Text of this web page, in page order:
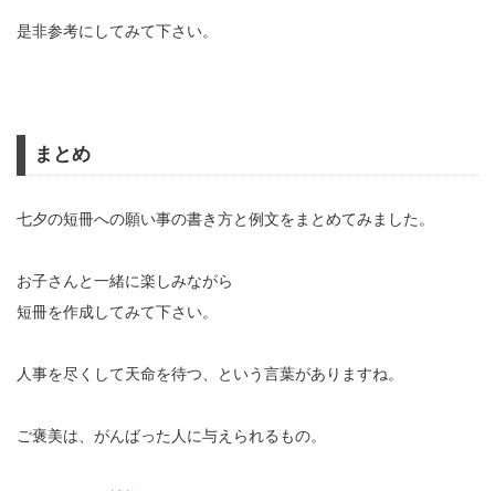
是非参考にしてみて下さい。
まとめ
七夕の短冊への願い事の書き方と例文をまとめてみました。
お子さんと一緒に楽しみながら
短冊を作成してみて下さい。
人事を尽くして天命を待つ、という言葉がありますね。
ご褒美は、がんばった人に与えられるもの。